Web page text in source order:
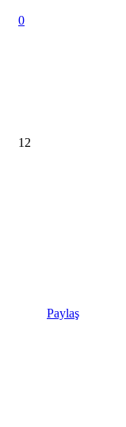
0
12
Paylaş